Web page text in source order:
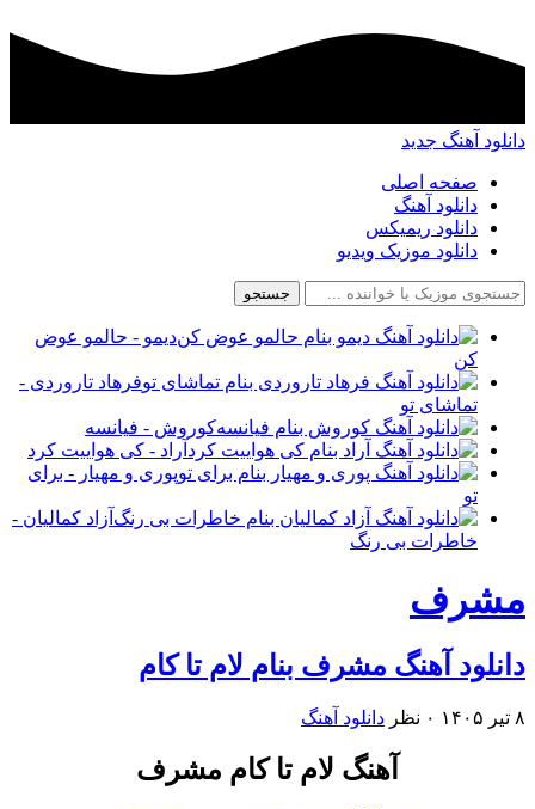
دانلود آهنگ جدید
صفحه اصلی
دانلود آهنگ
دانلود ریمیکس
دانلود موزیک ویدیو
جستجو
دیمو - حالمو عوض
کن
فرهاد تاروردی -
تماشای تو
کوروش - فیانسه
آراد - کی هواییت کرد
پوری و مهیار - برای
تو
آزاد کمالیان -
خاطرات بی رنگ
مشرف
دانلود آهنگ مشرف بنام لام تا کام
۸ تیر ۱۴۰۵ ۰ نظر دانلود آهنگ
آهنگ لام تا کام مشرف